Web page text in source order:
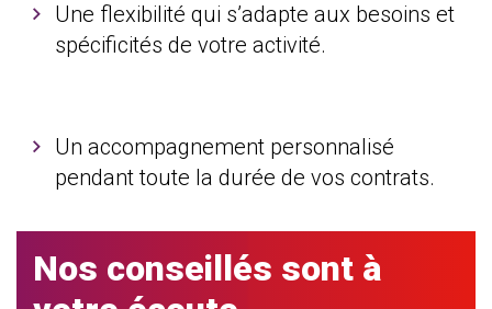
Une flexibilité qui s’adapte aux besoins et
spécificités de votre activité.
Un accompagnement personnalisé
pendant toute la durée de vos contrats.
Nos conseillés sont à